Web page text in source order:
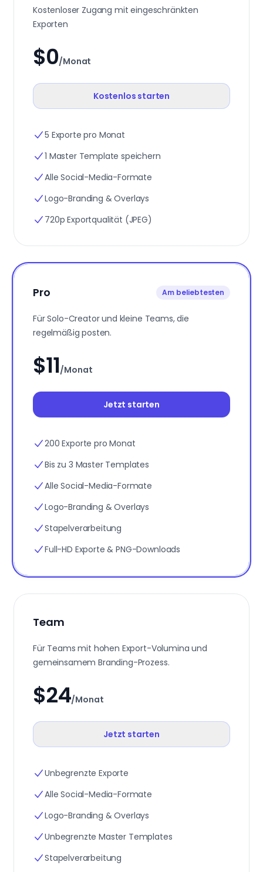
Kostenloser Zugang mit eingeschränkten
Exporten
$0/Monat
Kostenlos starten
5 Exporte pro Monat
1 Master Template speichern
Alle Social-Media-Formate
Logo-Branding & Overlays
720p Exportqualität (JPEG)
Pro Am beliebtesten
Für Solo-Creator und kleine Teams, die
regelmäßig posten.
$11/Monat
Jetzt starten
200 Exporte pro Monat
Bis zu 3 Master Templates
Alle Social-Media-Formate
Logo-Branding & Overlays
Stapelverarbeitung
Full-HD Exporte & PNG-Downloads
Team
Für Teams mit hohen Export-Volumina und
gemeinsamem Branding-Prozess.
$24/Monat
Jetzt starten
Unbegrenzte Exporte
Alle Social-Media-Formate
Logo-Branding & Overlays
Unbegrenzte Master Templates
Stapelverarbeitung